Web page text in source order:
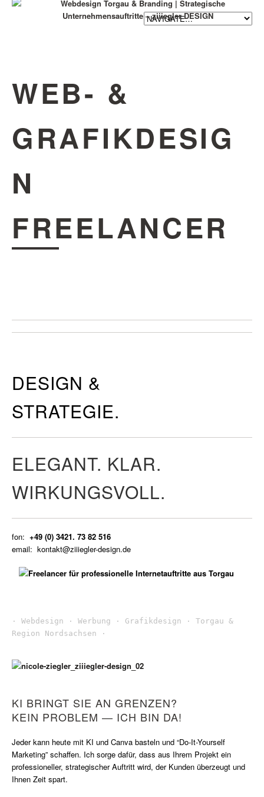
WEB- &
GRAFIKDESIG
N
FREELANCER
DESIGN &
STRATEGIE.
ELEGANT. KLAR.
WIRKUNGSVOLL.
fon: +49 (0) 3421. 73 82 516
email: kontakt@ziiiegler-design.de
· Webdesign · Werbung · Grafikdesign · Torgau &
Region Nordsachsen ·
KI BRINGT SIE AN GRENZEN?
KEIN PROBLEM — ICH BIN DA!
Jeder kann heute mit KI und Canva basteln und “Do-It-Yourself
Marketing” schaffen. Ich sorge dafür, dass aus Ihrem Projekt ein
professioneller, strategischer Auftritt wird, der Kunden überzeugt und
Ihnen Zeit spart.